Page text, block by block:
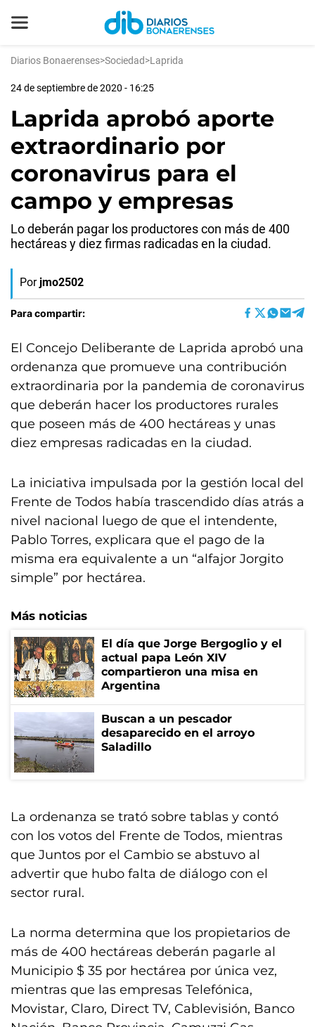
Diarios Bonaerenses>Sociedad>Laprida
24 de septiembre de 2020 - 16:25
Laprida aprobó aporte
extraordinario por
coronavirus para el
campo y empresas
Lo deberán pagar los productores con más de 400
hectáreas y diez firmas radicadas en la ciudad.
Por jmo2502
Para compartir:
El Concejo Deliberante de Laprida aprobó una
ordenanza que promueve una contribución
extraordinaria por la pandemia de coronavirus
que deberán hacer los productores rurales
que poseen más de 400 hectáreas y unas
diez empresas radicadas en la ciudad.
La iniciativa impulsada por la gestión local del
Frente de Todos había trascendido días atrás a
nivel nacional luego de que el intendente,
Pablo Torres, explicara que el pago de la
misma era equivalente a un “alfajor Jorgito
simple” por hectárea.
Más noticias
El día que Jorge Bergoglio y el
actual papa León XIV
compartieron una misa en
Argentina
Buscan a un pescador
desaparecido en el arroyo
Saladillo
La ordenanza se trató sobre tablas y contó
con los votos del Frente de Todos, mientras
que Juntos por el Cambio se abstuvo al
advertir que hubo falta de diálogo con el
sector rural.
La norma determina que los propietarios de
más de 400 hectáreas deberán pagarle al
Municipio $ 35 por hectárea por única vez,
mientras que las empresas Telefónica,
Movistar, Claro, Direct TV, Cablevisión, Banco